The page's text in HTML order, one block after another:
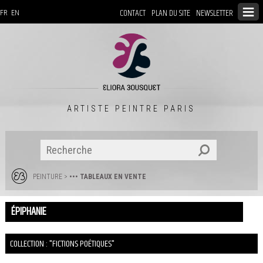
CONTACT PLAN DU SITE NEWSLETTER
FR EN
ARTISTE PEINTRE PARIS
PEINTURE> ••• TABLEAUX EN VENTE
ÉPIPHANIE
COLLECTION : "FICTIONS POÉTIQUES"